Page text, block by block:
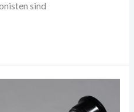
sind